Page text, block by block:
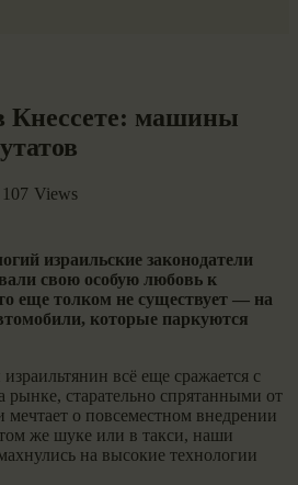
Кнессете: машины
107 Views
израильские законодатели
свою особую любовь к
еще толком не существует — на
которые паркуются
всё еще сражается с
рынке, старательно спрятанными от
мечтает о повсеместном внедрении
же шуке или в такси, наши
на высокие технологии